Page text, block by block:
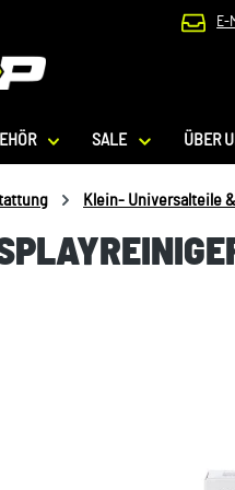
E-
SALE ÜBER
Klein- Universalteile